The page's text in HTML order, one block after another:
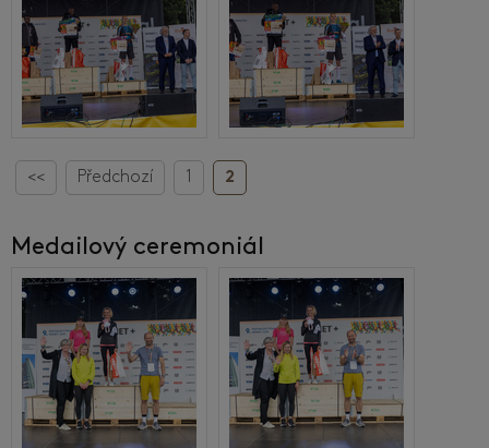
<< Předchozí 1 2
Medailový ceremoniál